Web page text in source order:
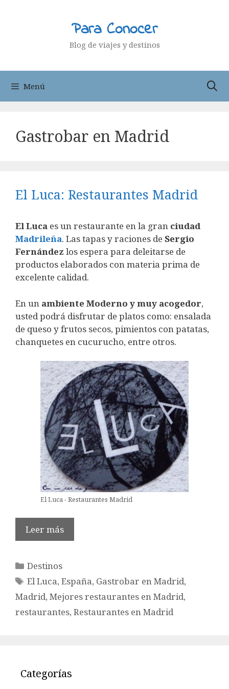
Para Conocer
Blog de viajes y destinos
Menú
Gastrobar en Madrid
El Luca: Restaurantes Madrid
El Luca es un restaurante en la gran ciudad
Madrileña. Las tapas y raciones de Sergio
Fernández los espera para deleitarse de
productos elaborados con materia prima de
excelente calidad.
En un ambiente Moderno y muy acogedor,
usted podrá disfrutar de platos como: ensalada
de queso y frutos secos, pimientos con patatas,
chanquetes en cucurucho, entre otros.
El Luca - Restaurantes Madrid
Leer más
Categorías
Destinos
Etiquetas
El Luca,España, Gastrobar en Madrid,
Madrid, Mejores restaurantes en Madrid,
restaurantes, Restaurantes en Madrid
Categorías